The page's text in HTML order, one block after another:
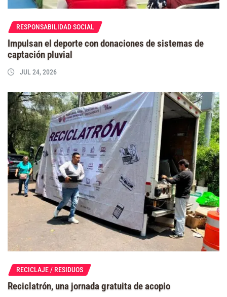
RESPONSABILIDAD SOCIAL
Impulsan el deporte con donaciones de sistemas de
captación pluvial
JUL 24, 2026
RECICLAJE / RESIDUOS
Reciclatrón, una jornada gratuita de acopio